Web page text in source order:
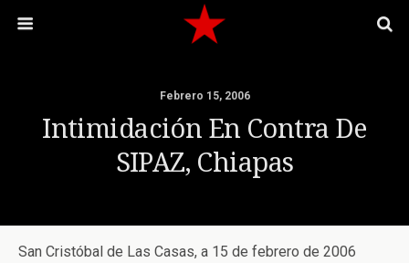
Febrero 15, 2006
Intimidación En Contra De
SIPAZ, Chiapas
San Cristóbal de Las Casas, a 15 de febrero de 2006